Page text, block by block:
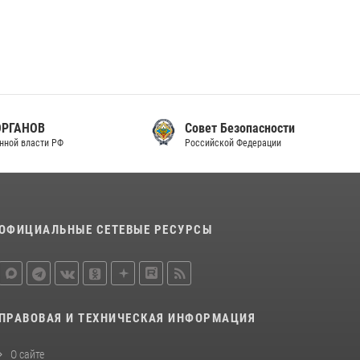
Совет Безопасности
Российской Федерации
СЕТЕВЫЕ РЕСУРСЫ
ПРАВОВАЯ И ТЕХНИЧЕСКАЯ ИНФОРМАЦИЯ
О сайте